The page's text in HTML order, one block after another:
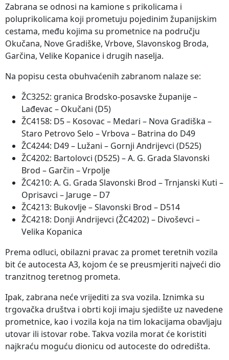
Zabrana se odnosi na kamione s prikolicama i
poluprikolicama koji prometuju pojedinim županijskim
cestama, među kojima su prometnice na području
Okučana, Nove Gradiške, Vrbove, Slavonskog Broda,
Garčina, Velike Kopanice i drugih naselja.
Na popisu cesta obuhvaćenih zabranom nalaze se:
ŽC3252: granica Brodsko-posavske županije –
Lađevac – Okučani (D5)
ŽC4158: D5 – Kosovac – Medari – Nova Gradiška –
Staro Petrovo Selo – Vrbova – Batrina do D49
ŽC4244: D49 – Lužani – Gornji Andrijevci (D525)
ŽC4202: Bartolovci (D525) – A. G. Grada Slavonski
Brod – Garčin – Vrpolje
ŽC4210: A. G. Grada Slavonski Brod – Trnjanski Kuti –
Oprisavci – Jaruge – D7
ŽC4213: Bukovlje – Slavonski Brod – D514
ŽC4218: Donji Andrijevci (ŽC4202) – Divoševci –
Velika Kopanica
Prema odluci, obilazni pravac za promet teretnih vozila
bit će autocesta A3, kojom će se preusmjeriti najveći dio
tranzitnog teretnog prometa.
Ipak, zabrana neće vrijediti za sva vozila. Iznimka su
trgovačka društva i obrti koji imaju sjedište uz navedene
prometnice, kao i vozila koja na tim lokacijama obavljaju
utovar ili istovar robe. Takva vozila morat će koristiti
najkraću moguću dionicu od autoceste do odredišta.